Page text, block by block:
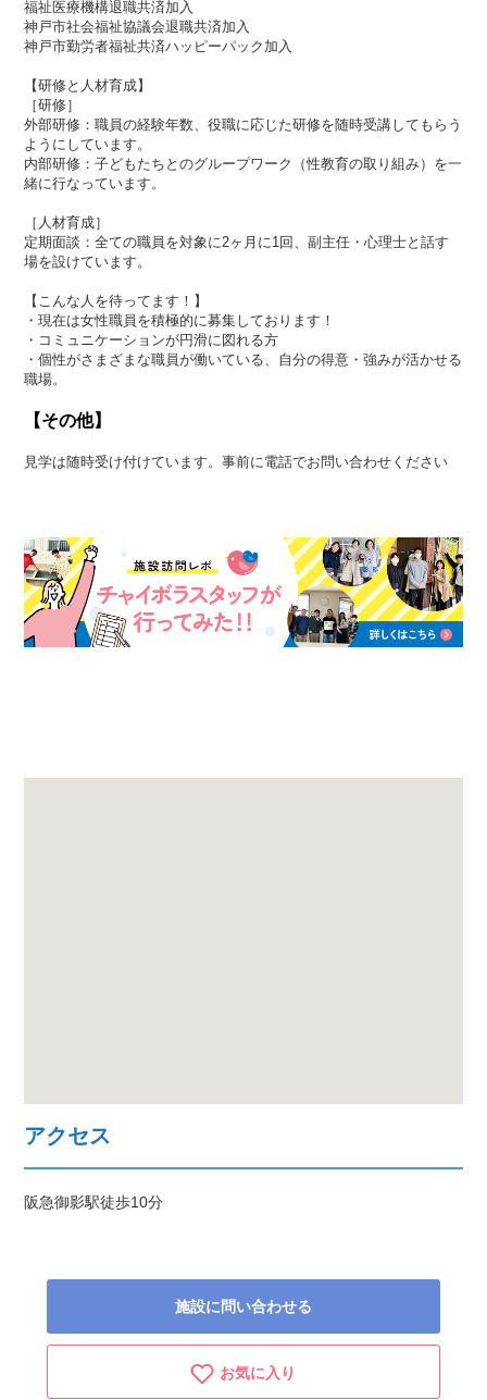
福祉医療機構退職共済加入
神戸市社会福祉協議会退職共済加入
神戸市勤労者福祉共済ハッピーパック加入
【研修と人材育成】
［研修］
外部研修：職員の経験年数、役職に応じた研修を随時受講してもらう
ようにしています。
内部研修：子どもたちとのグループワーク（性教育の取り組み）を一
緒に行なっています。
［人材育成］
定期面談：全ての職員を対象に2ヶ月に1回、副主任・心理士と話す
場を設けています。
【こんな人を待ってます！】
・現在は女性職員を積極的に募集しております！
・コミュニケーションが円滑に図れる方
・個性がさまざまな職員が働いている、自分の得意・強みが活かせる
職場。
【その他】
見学は随時受け付けています。事前に電話でお問い合わせください
アクセス
阪急御影駅徒歩10分
施設に問い合わせる
お気に入り